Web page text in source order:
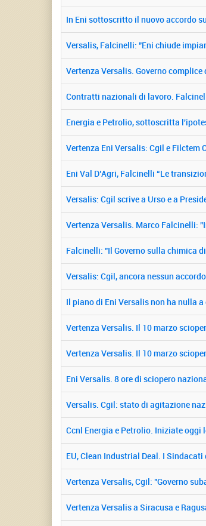
In Eni sottoscritto il nuovo accordo
Versalis, Falcinelli: "Eni chiude
Vertenza Versalis. Governo
Contratti nazionali di lavoro.
Energia e Petrolio, sottoscritta
Vertenza Eni Versalis: Cgil e
Eni Val D’Agri, Falcinelli “Le
Versalis: Cgil scrive a Urso e a
Vertenza Versalis. Marco Falcinelli:
Falcinelli: "Il Governo sulla chimica
Versalis: Cgil, ancora nessun
Il piano di Eni Versalis non ha nulla
Vertenza Versalis. Il 10 marzo
Vertenza Versalis. Il 10 marzo
Eni Versalis. 8 ore di sciopero
Versalis. Cgil: stato di agitazione
Ccnl Energia e Petrolio. Iniziate
EU, Clean Industrial Deal. I
Vertenza Versalis, Cgil: "Governo
Vertenza Versalis a Siracusa e